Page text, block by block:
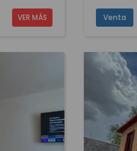
VER MÁS Venta